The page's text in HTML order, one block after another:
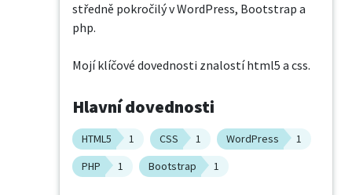
středně pokročilý v WordPress, Bootstrap a
php.
Mojí klíčové dovednosti znalostí html5 a css.
Hlavní dovednosti
HTML5 1 CSS 1 WordPress
1
PHP
1 Bootstrap 1